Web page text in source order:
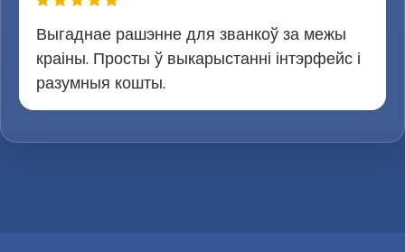
Выгаднае рашэнне для званкоў за межы
краіны. Просты ў выкарыстанні інтэрфейс і
разумныя кошты.